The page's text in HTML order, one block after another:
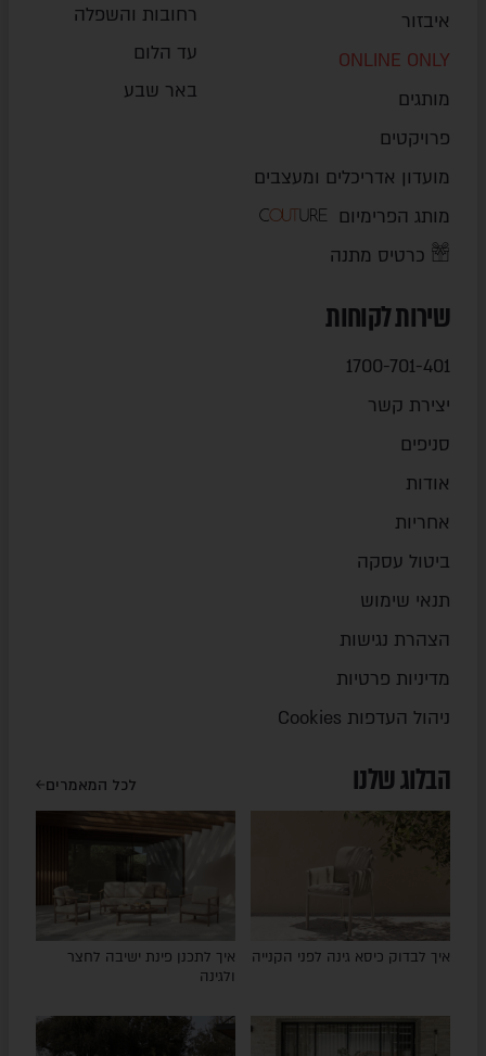
איבזור
ONLINE ONLY
מותגים
פרויקטים
מועדון אדריכלים ומעצבים
מותג הפרימיום
כרטיס מתנה
רחובות והשפלה
עד הלום
באר שבע
שירות לקוחות
1700-701-401
יצירת קשר
סניפים
אודות
אחריות
ביטול עסקה
תנאי שימוש
הצהרת נגישות
מדיניות פרטיות
ניהול העדפות Cookies
הבלוג שלנו לכל המאמרים
איך לבדוק כיסא גינה לפני הקנייה
איך לתכנן פינת ישיבה לחצר
ולגינה